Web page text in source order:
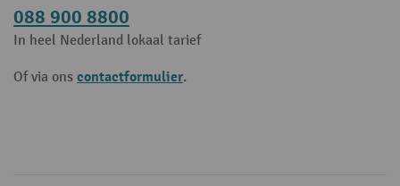
088 900 8800
In heel Nederland lokaal tarief
Of via ons contactformulier.